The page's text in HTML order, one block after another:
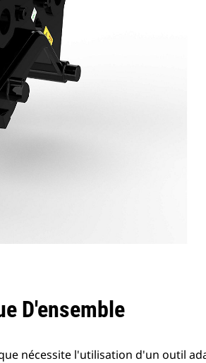
D'ensemble
nécessite l'utilisation d'un outil